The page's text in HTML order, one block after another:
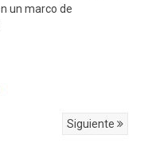
un marco de
Siguiente